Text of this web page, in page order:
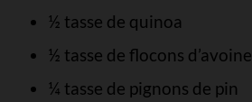
½ tasse de quinoa
½ tasse de flocons d’avoine
¼ tasse de pignons de pin